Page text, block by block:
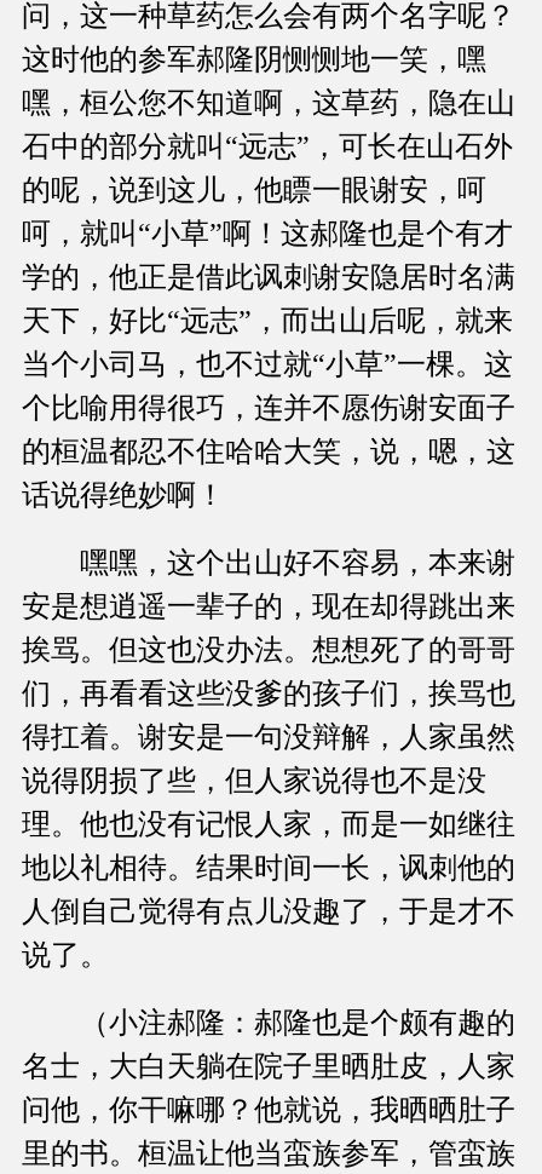
问，这一种草药怎么会有两个名字呢？
这时他的参军郝隆阴恻恻地一笑，嘿
嘿，桓公您不知道啊，这草药，隐在山
石中的部分就叫“远志”，可长在山石外
的呢，说到这儿，他瞟一眼谢安，呵
呵，就叫“小草”啊！这郝隆也是个有才
学的，他正是借此讽刺谢安隐居时名满
天下，好比“远志”，而出山后呢，就来
当个小司马，也不过就“小草”一棵。这
个比喻用得很巧，连并不愿伤谢安面子
的桓温都忍不住哈哈大笑，说，嗯，这
话说得绝妙啊！
嘿嘿，这个出山好不容易，本来谢
安是想逍遥一辈子的，现在却得跳出来
挨骂。但这也没办法。想想死了的哥哥
们，再看看这些没爹的孩子们，挨骂也
得扛着。谢安是一句没辩解，人家虽然
说得阴损了些，但人家说得也不是没
理。他也没有记恨人家，而是一如继往
地以礼相待。结果时间一长，讽刺他的
人倒自己觉得有点儿没趣了，于是才不
说了。
（小注郝隆：郝隆也是个颇有趣的
名士，大白天躺在院子里晒肚皮，人家
问他，你干嘛哪？他就说，我晒晒肚子
里的书。桓温让他当蛮族参军，管蛮族